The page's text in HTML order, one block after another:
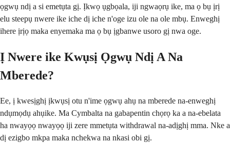
ọgwụ ndị a si emetụta gị. Ịkwọ ụgbọala, iji ngwaọrụ ike, ma ọ bụ ịrị
elu steepụ nwere ike iche dị iche n'oge izu ole na ole mbụ. Enweghị
ihere ịrịọ maka enyemaka ma ọ bụ ịgbanwe usoro gị nwa oge.
Ị Nwere ike Kwụsị Ọgwụ Ndị A Na
Mberede?
Ee, ị kwesịghị ịkwụsị otu n'ime ọgwụ ahụ na mberede na-enweghị
ndụmọdụ ahụike. Ma Cymbalta na gabapentin chọrọ ka a na-ebelata
ha nwayọọ nwayọọ iji zere mmetụta withdrawal na-adịghị mma. Nke a
dị ezigbo mkpa maka nchekwa na nkasi obi gị.